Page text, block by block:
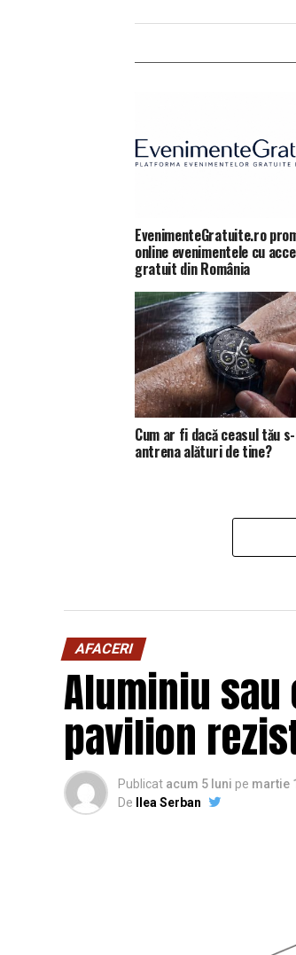
EvenimenteGratuite.ro
online evenimentele cu
gratuit din România
Cum ar fi dacă ceasul tău
antrena alături de tine?
AFACERI
Aluminiu
pavilion
Publicat acum 5 luni pe martie
De
Ilea Serban